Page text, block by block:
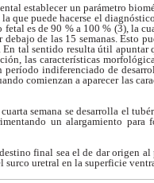
establecer un parámetro
la quepuede hacerse el
fetal esde 90 % a 100 % (3), la
debajo de las 15 semanas. Esto
En tal sentido resulta útil apuntar
las características
período indiferenciado de
comienzan aaparecer las
cuartasemana se desarrolla el
unalargamiento para
final sea el de dar origen
surco uretral en la superficie